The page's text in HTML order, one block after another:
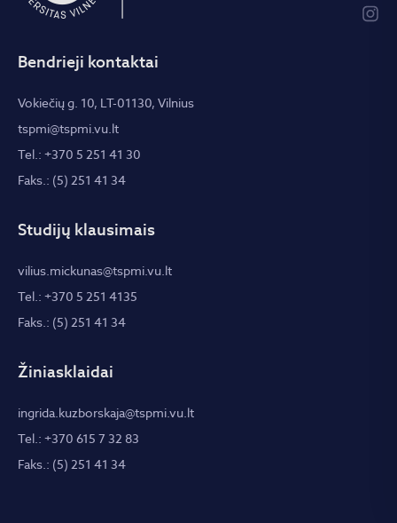
Bendrieji kontaktai
Vokiečių g. 10, LT-01130, Vilnius
tspmi@tspmi.vu.lt
Tel.: +370 5 251 41 30
Faks.: (5) 251 41 34
Studijų klausimais
vilius.mickunas@tspmi.vu.lt
Tel.: +370 5 251 4135
Faks.: (5) 251 41 34
Žiniasklaidai
ingrida.kuzborskaja@tspmi.vu.lt
Tel.: +370 615 7 32 83
Faks.: (5) 251 41 34